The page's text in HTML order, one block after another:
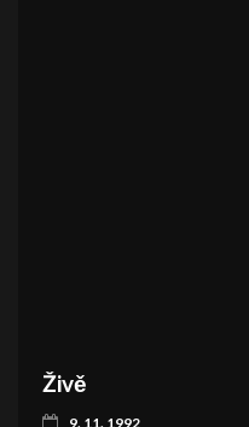
Živě
9. 11. 1992